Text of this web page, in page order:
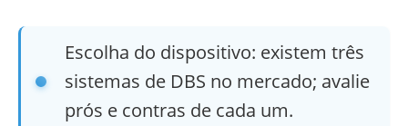
Escolha do dispositivo: existem três
sistemas de DBS no mercado; avalie
prós e contras de cada um.